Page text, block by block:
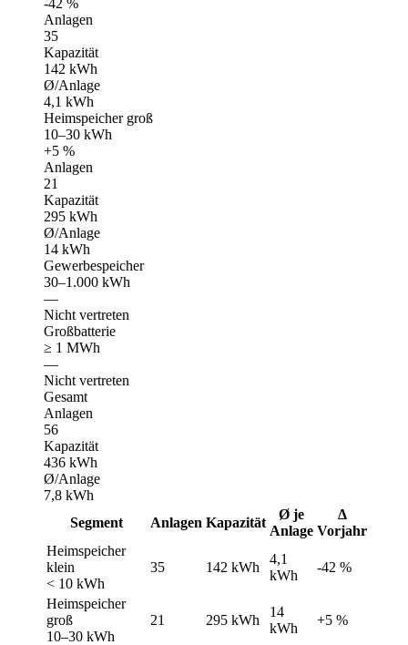
Anlagen
35
Kapazität
142 kWh
Ø/Anlage
4,1 kWh
Heimspeicher groß
10–30 kWh
+5 %
Anlagen
21
Kapazität
295 kWh
Ø/Anlage
14 kWh
Gewerbespeicher
30–1.000 kWh
—
Nicht vertreten
Großbatterie
≥ 1 MWh
—
Nicht vertreten
Gesamt
Anlagen
56
Kapazität
436 kWh
Ø/Anlage
7,8 kWh
Segment
Anlagen Kapazität
Ø je
Anlage
Δ
Vorjahr
Heimspeicher
klein
< 10 kWh
35 142 kWh
4,1
kWh
-42 %
Heimspeicher
groß
10–30 kWh
21 295 kWh
14
kWh
+5 %